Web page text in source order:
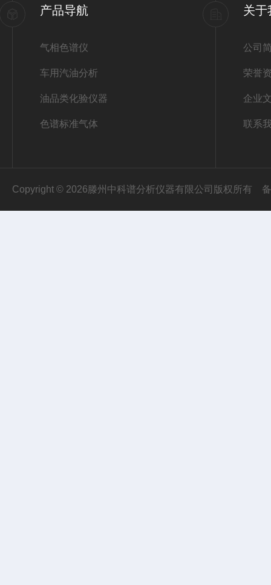
产品导航
气相色谱仪
车用汽油分析
油品类化验仪器
色谱标准气体
关于
公司
荣誉
企业
联系
Copyright © 2026滕州中科谱分析仪器有限公司版权所有